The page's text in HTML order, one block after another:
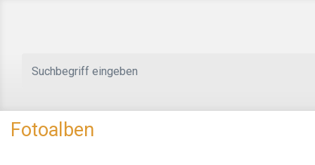
Fotoalben